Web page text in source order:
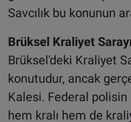
Savcılık bu konunun
Brüksel Kraliyet Sarayı
Brüksel'deki Kraliyet
konutudur, ancak
Kalesi. Federal
hem kralı hem de